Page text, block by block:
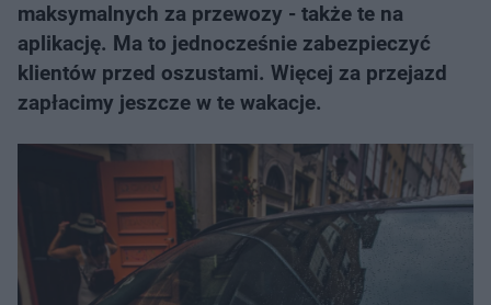
maksymalnych za przewozy - także te na
aplikację. Ma to jednocześnie zabezpieczyć
klientów przed oszustami. Więcej za przejazd
zapłacimy jeszcze w te wakacje.